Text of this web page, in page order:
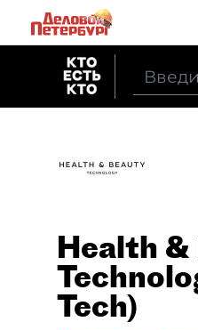
Health
Tech)